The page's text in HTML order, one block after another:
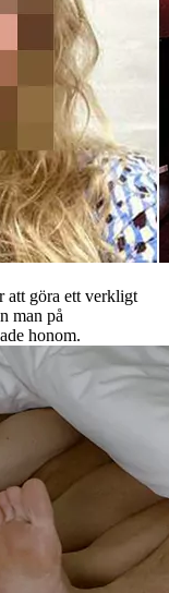
att göra ett verkligt
man på
honom.